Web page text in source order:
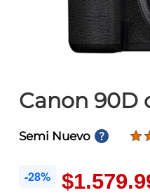
Canon 90D
Semi Nuevo
-28%